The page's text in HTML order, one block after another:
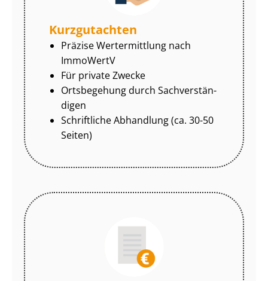
Kurzgutachten
Präzise Wertermittlung nach
ImmoWertV
Für private Zwecke
Ortsbegehung durch Sach­ver­stän­
di­gen
Schriftliche Abhandlung (ca. 30-50
Seiten)